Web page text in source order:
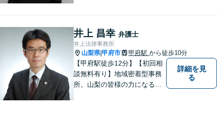
談ください。 法的な観点から
分析し、解決に向けてどのよ
うな方法・手段を取ることが
良いのか等を助言させていた
だきます。
井上 昌幸 弁護士
井上法律事務所
山梨県|甲府市 甲府駅 から徒歩10分
【甲府駅徒歩12分】【初回相
談無料有り】地域密着型事務
所。山梨の皆様の力になるべ
詳細を見
る